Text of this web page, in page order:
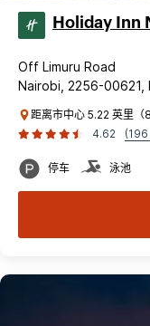
Holiday Inn
Off Limuru Road
Nairobi, 2256-00621,
距离市中心 5.22 英里
4.62
停车 泳池